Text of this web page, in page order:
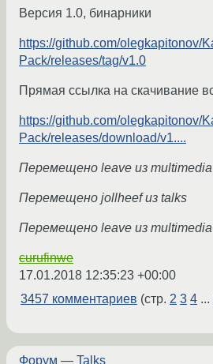
Версия 1.0, бинарники
https://github.com/olegkapitonov/
Pack/releases/tag/v1.0
Прямая ссылка на скачивание
https://github.com/olegkapitonov/
Pack/releases/download/v1....
Перемещено leave из multimedia
Перемещено jollheef из talks
Перемещено leave из multimedia
curufinwe
17.01.2018 12:35:23 +00:00
3457 комментариев (стр. 2 3 4 ...
Форум — Talks